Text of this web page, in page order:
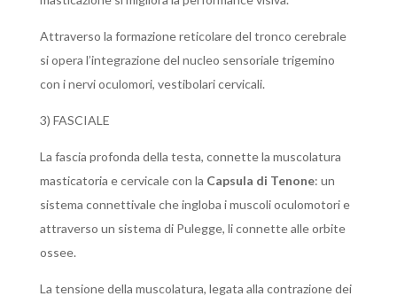
Attraverso la formazione reticolare del tronco cerebrale
si opera l’integrazione del nucleo sensoriale trigemino
con i nervi oculomori, vestibolari cervicali.
3) FASCIALE
La fascia profonda della testa, connette la muscolatura
masticatoria e cervicale con la Capsula di Tenone: un
sistema connettivale che ingloba i muscoli oculomotori e
attraverso un sistema di Pulegge, li connette alle orbite
ossee.
La tensione della muscolatura, legata alla contrazione dei